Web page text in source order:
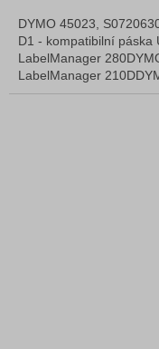
DYMO 45023,
D1 - kompatibilní páska
LabelManager
LabelManager